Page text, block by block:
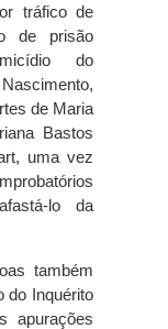
tráfico de
de prisão
do
de Maria
Bastos
uma vez
lo da
também
do Inquérito
apurações